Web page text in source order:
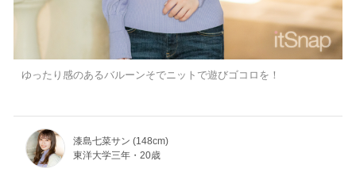
ゆったり感のあるバルーンそでニットで遊びゴコロを！
漆島七菜サン (148cm)
東洋大学三年・20歳